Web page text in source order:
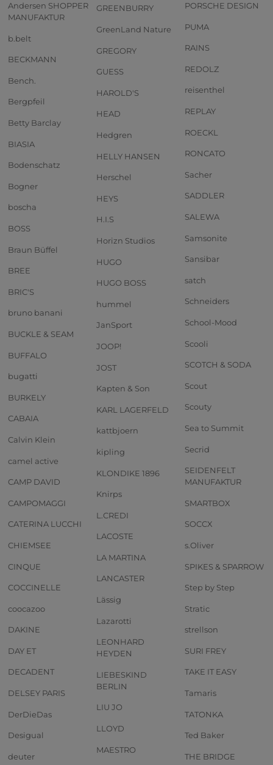
Andersen SHOPPER
MANUFAKTUR
b.belt
BECKMANN
Bench.
Bergpfeil
Betty Barclay
BIASIA
Bodenschatz
Bogner
boscha
BOSS
Braun Büffel
BREE
BRIC'S
bruno banani
BUCKLE & SEAM
BUFFALO
bugatti
BURKELY
CABAIA
Calvin Klein
camel active
CAMP DAVID
CAMPOMAGGI
CATERINA LUCCHI
CHIEMSEE
CINQUE
COCCINELLE
coocazoo
DAKINE
DAY ET
DECADENT
DELSEY PARIS
DerDieDas
Desigual
deuter
GREENBURRY
GreenLand Nature
GREGORY
GUESS
HAROLD'S
HEAD
Hedgren
HELLY HANSEN
Herschel
HEYS
H.I.S
Horizn Studios
HUGO
HUGO BOSS
hummel
JanSport
JOOP!
JOST
Kapten & Son
KARL LAGERFELD
kattbjoern
kipling
KLONDIKE 1896
Knirps
L.CREDI
LACOSTE
LA MARTINA
LANCASTER
Lässig
Lazarotti
LEONHARD
HEYDEN
LIEBESKIND
BERLIN
LIU JO
LLOYD
MAESTRO
PORSCHE DESIGN
PUMA
RAINS
REDOLZ
reisenthel
REPLAY
ROECKL
RONCATO
Sacher
SADDLER
SALEWA
Samsonite
Sansibar
satch
Schneiders
School-Mood
Scooli
SCOTCH & SODA
Scout
Scouty
Sea to Summit
Secrid
SEIDENFELT
MANUFAKTUR
SMARTBOX
SOCCX
s.Oliver
SPIKES & SPARROW
Step by Step
Stratic
strellson
SURI FREY
TAKE IT EASY
Tamaris
TATONKA
Ted Baker
THE BRIDGE